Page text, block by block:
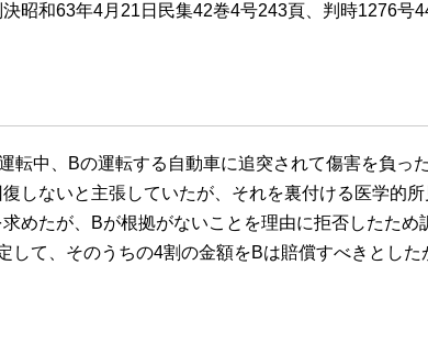
昭和63年4月21日民集42巻4号243頁、判時1276号
転中、Bの運転する自動車に追突されて傷害を負っ
しないと主張していたが、それを裏付ける医学的
めたが、Bが根拠がないことを理由に拒否したため
して、そのうちの4割の金額をBは賠償すべきとし